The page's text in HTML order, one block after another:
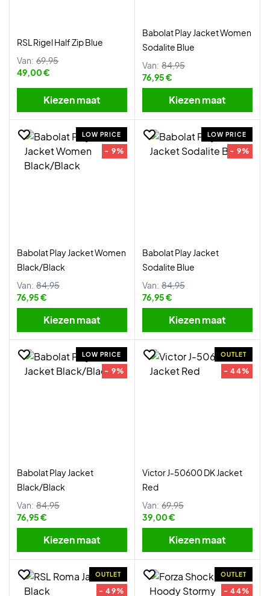
RSL Rigel Half Zip Blue
Van: 69,95
49,00 €
Kiezen maat
Babolat Play Jacket Women
Sodalite Blue
Van: 84,95
76,95 €
Kiezen maat
LOW PRICE
- 9%
Babolat Play Jacket Women
Black/Black
Van: 84,95
76,95 €
Kiezen maat
LOW PRICE
- 9%
Babolat Play Jacket
Sodalite Blue
Van: 84,95
76,95 €
Kiezen maat
LOW PRICE
- 9%
Babolat Play Jacket
Black/Black
Van: 84,95
76,95 €
Kiezen maat
OUTLET
- 44%
Victor J-50600 DK Jacket
Red
Van: 69,95
39,00 €
Kiezen maat
OUTLET
- 49%
OUTLET
- 44%